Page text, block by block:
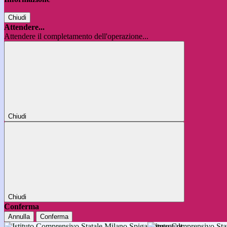
Chiudi
Attendere...
Attendere il completamento dell'operazione...
Chiudi
Chiudi
Conferma
Annulla Conferma